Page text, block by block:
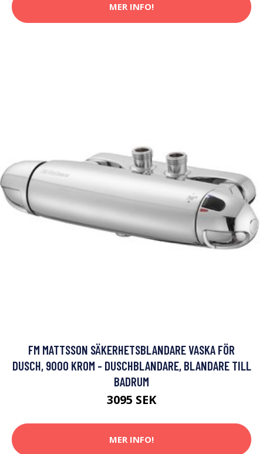
MER INFO!
FM MATTSSON SÄKERHETSBLANDARE VASKA FÖR
DUSCH, 9000 KROM - DUSCHBLANDARE, BLANDARE TILL
BADRUM
3095 SEK
MER INFO!